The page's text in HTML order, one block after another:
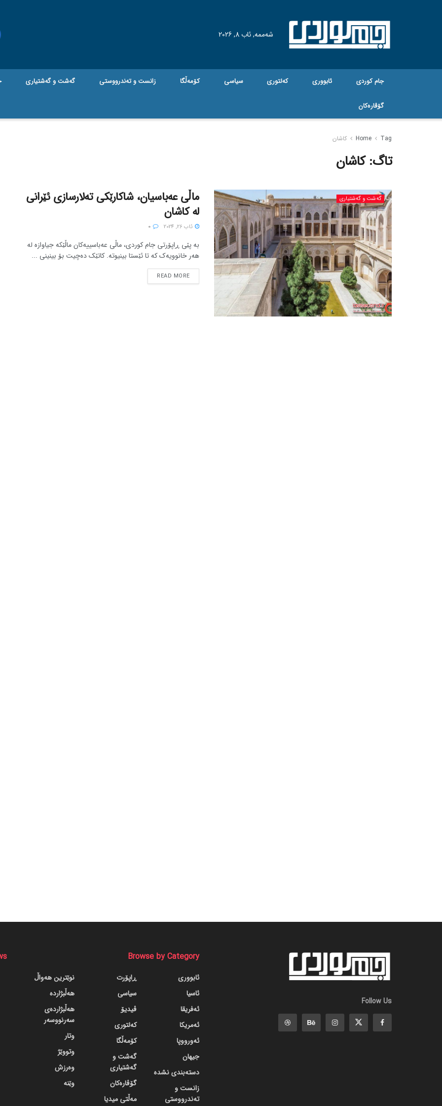
شەممە, ئاب 8, 2026
جام کوردی ئابووری کەلتوری سیاسی کۆمەڵگا زانست و تەندرووستی گه‌شت و گه‌شتیاری
گۆڤاره‌کان
Home Tag کاشان
تاگ:کاشان
گه‌شت و گه‌شتیاری
ماڵی عەباسیان، شاکارێکی تەلارسازی ئێرانی
لە کاشان
ئاب 26, 2024
بە پێی ڕاپۆرتی جام کوردی، ماڵی عەباسییەکان ماڵێکە جیاوازە لە
هەر خانوویەک کە تا ئێستا بینیوتە. کاتێک دەچیت بۆ بینینی ...
READ MORE
Follow Us
Browse by Category
ئابووری
ئاسیا
ئەفریقا
ئەمریکا
ئەورووپا
جیهان
دسته‌بندی نشده
زانست و
تەندرووستی
ڕاپۆرت
سیاسی
ڤیدیۆ
کەلتوری
کۆمەڵگا
گه‌شت و
گه‌شتیاری
گۆڤاره‌کان
مەڵتی میدیا
نوێترین هەواڵ
هەڵبژاردە
هەڵبژاردەی
سەرنووسەر
وتار
وتووێژ
وەرزش
وێنە